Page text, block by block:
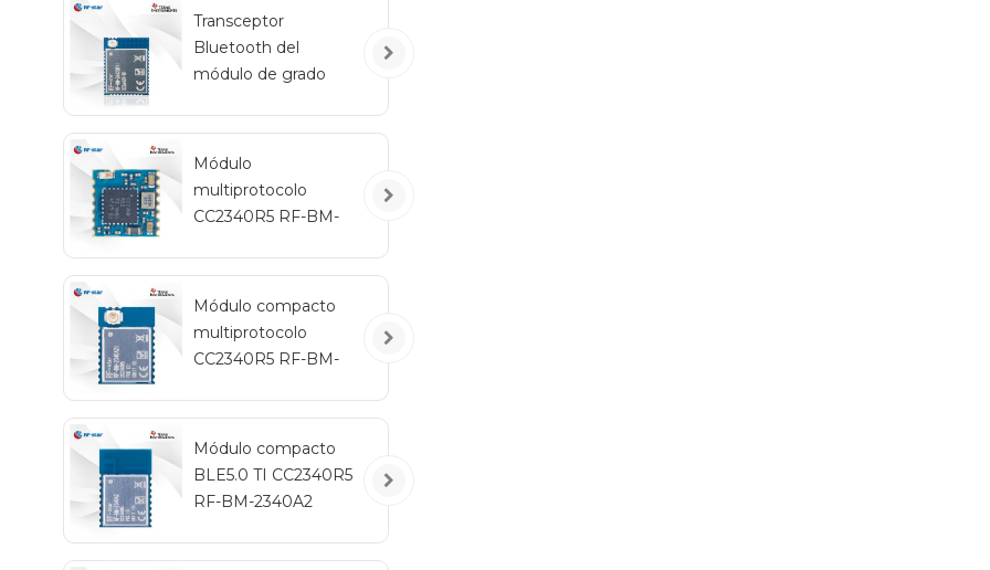
2340QB1
Transceptor
Bluetooth del
módulo de grado
vehículos
Módulo
multiprotocolo
CC2340R5 RF-BM-
Módulo compacto
multiprotocolo
CC2340R5 RF-BM-
Módulo compacto
BLE5.0 TI CC2340R5
RF-BM-2340A2